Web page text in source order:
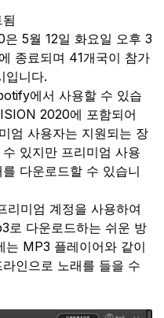
5월 12일 화요일 오후 3
종료되며 41개국이 참가
입니다.
에서 사용할 수 있습
2020에 포함되어
엄 사용자는 지원되는 장
있지만 프리미엄 사용
다운로드할 수 있습니
미엄 계정을 사용하여
로 다운로드하는 쉬운 방
는 MP3 플레이어와 같이
인으로 노래를 들을 수